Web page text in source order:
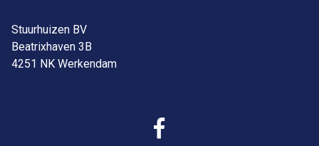
Stuurhuizen BV
Beatrixhaven 3B
4251 NK Werkendam